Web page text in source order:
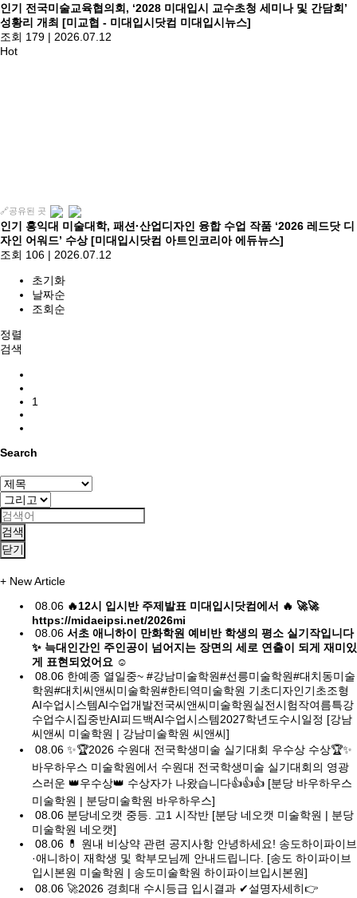
인기
전국미술교육협의회, ‘2028 미대입시 교수초청 세미나 및 간담회’
성황리 개최 [미교협 - 미대입시닷컴 미대입시뉴스]
조회 179 | 2026.07.12
Hot
🔗공유된 곳
인기
홍익대 미술대학, 패션·산업디자인 융합 수업 작품 ‘2026 레드닷 디
자인 어워드’ 수상 [미대입시닷컴 아트인코리아 에듀뉴스]
조회 106 | 2026.07.12
초기화
날짜순
조회순
정렬
검색
1
Search
검색
닫기
+ New Article
08.06 🔥12시 입시반 주제발표 미대입시닷컴에서 🔥 🚀🚀
https://midaeipsi.net/2026mi
08.06 서초 애니하이 만화학원 예비반 학생의 평소 실기작입니다
✨ 늑대인간인 주인공이 넘어지는 장면의 세로 연출이 되게 재미있
게 표현되었어요 ☺️
08.06 한예종 열일중~ #강남미술학원#선릉미술학원#대치동미술
학원#대치씨앤씨미술학원#한티역미술학원 기초디자인기초조형
AI수업시스템AI수업개발전국씨앤씨미술학원실전시험작여름특강
수업수시집중반AI피드백AI수업시스템2027학년도수시일정 [강남
씨앤씨 미술학원 | 강남미술학원 씨앤씨]
08.06 ✨🏆2026 수원대 전국학생미술 실기대회 우수상 수상🏆✨
바우하우스 미술학원에서 수원대 전국학생미술 실기대회의 영광
스러운 👑우수상👑 수상자가 나왔습니다👍👍👍 [분당 바우하우스
미술학원 | 분당미술학원 바우하우스]
08.06 분당네오캣 중등. 고1 시작반 [분당 네오캣 미술학원 | 분당
미술학원 네오캣]
08.06 💊 원내 비상약 관련 공지사항 안녕하세요! 송도하이파이브
·애니하이 재학생 및 학부모님께 안내드립니다. [송도 하이파이브
입시본원 미술학원 | 송도미술학원 하이파이브입시본원]
08.06 🚀2026 경희대 수시등급 입시결과 ✔설명자세히👉